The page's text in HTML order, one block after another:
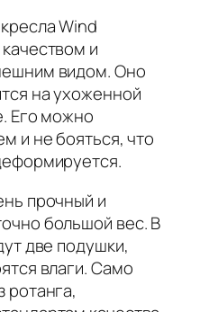
Wind
и
видом. Оно
на ухоженной
Его можно
и не бояться, что
прочный и
большой вес. В
две подушки,
влаги. Само
ротанга,